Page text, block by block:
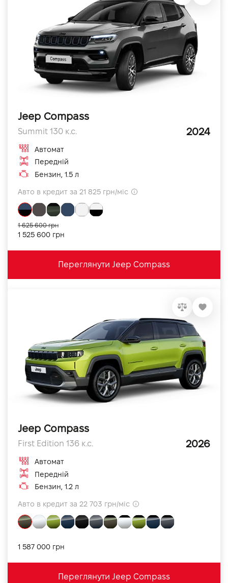
Jeep Compass
Summit 130 к.с. 2024
Автомат
Передній
Бензин, 1.5 л
Авто в кредит за 21 825 грн/міс
1 525 600 грн
1 625 600 грн
Переглянути Jeep Compass
Jeep Compass
First Edition 136 к.с. 2026
Автомат
Передній
Бензин, 1.2 л
Авто в кредит за 22 703 грн/міс
1 587 000 грн
Переглянути Jeep Compass